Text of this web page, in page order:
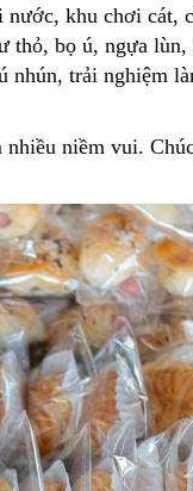
khu chơi cát,
thỏ, bọ ú, ngựa
nhún, trải nghiệm
niềm vui.